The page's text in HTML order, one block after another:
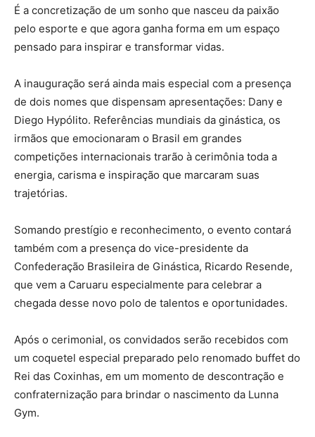
É a concretização de um sonho que nasceu da paixão
pelo esporte e que agora ganha forma em um espaço
pensado para inspirar e transformar vidas.
A inauguração será ainda mais especial com a presença
de dois nomes que dispensam apresentações: Dany e
Diego Hypólito. Referências mundiais da ginástica, os
irmãos que emocionaram o Brasil em grandes
competições internacionais trarão à cerimônia toda a
energia, carisma e inspiração que marcaram suas
trajetórias.
Somando prestígio e reconhecimento, o evento contará
também com a presença do vice-presidente da
Confederação Brasileira de Ginástica, Ricardo Resende,
que vem a Caruaru especialmente para celebrar a
chegada desse novo polo de talentos e oportunidades.
Após o cerimonial, os convidados serão recebidos com
um coquetel especial preparado pelo renomado buffet do
Rei das Coxinhas, em um momento de descontração e
confraternização para brindar o nascimento da Lunna
Gym.